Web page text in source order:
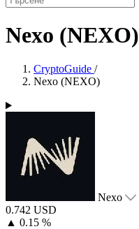
Nexo (NEXO)
CryptoGuide /
Nexo (NEXO)
Nexo
0.742 USD
▲ 0.15 %